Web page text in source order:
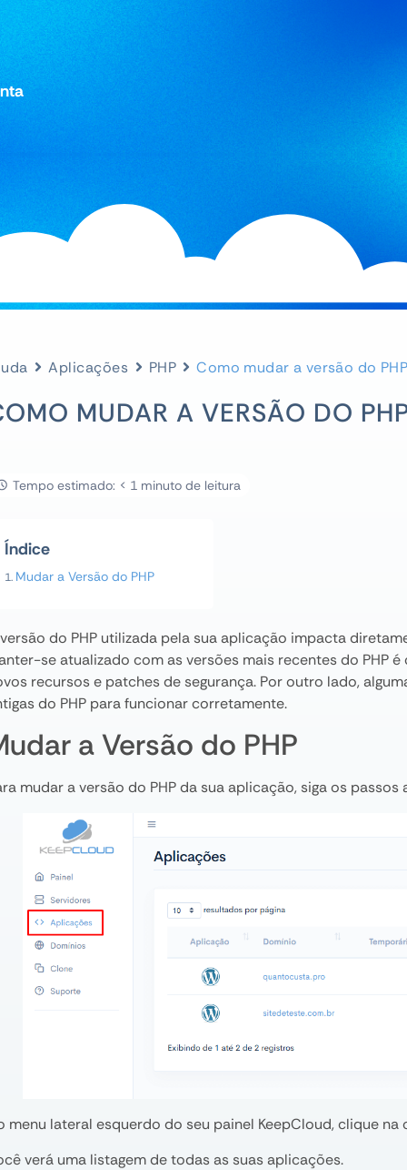
Aplicações PHP Como mudar a versão do
MUDAR A VERSÃO DO
Tempo estimado: < 1 minuto de leitura
Índice
Mudar a Versão do PHP
do PHP utilizada pela sua aplicação impacta
se atualizado com as versões mais recentes do PHP
recursos e patches de segurança. Por outro lado,
do PHP para funcionar corretamente.
a Versão do PHP
mudar a versão do PHP da sua aplicação, siga os passos
menu lateral esquerdo do seu painel KeepCloud, clique na
verá uma listagem de todas as suas aplicações.